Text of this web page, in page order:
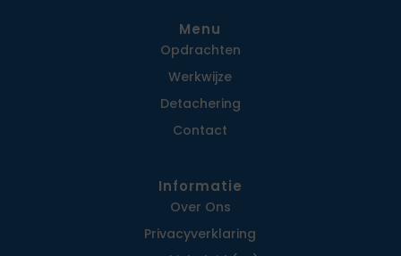
Menu
Opdrachten
Werkwijze
Detachering
Contact
Informatie
Over Ons
Privacy­verklaring